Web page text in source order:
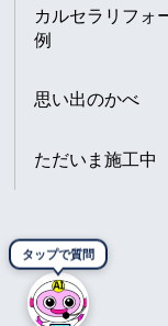
タップで質問
カルセラリフォ
例
思い出のかべ
ただいま施工中